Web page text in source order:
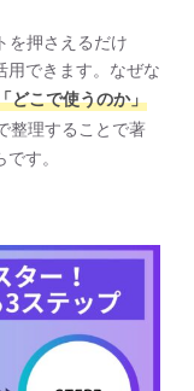
を押さえるだけ
用できます。なぜな
どこで使うのか」
整理することで著
す。